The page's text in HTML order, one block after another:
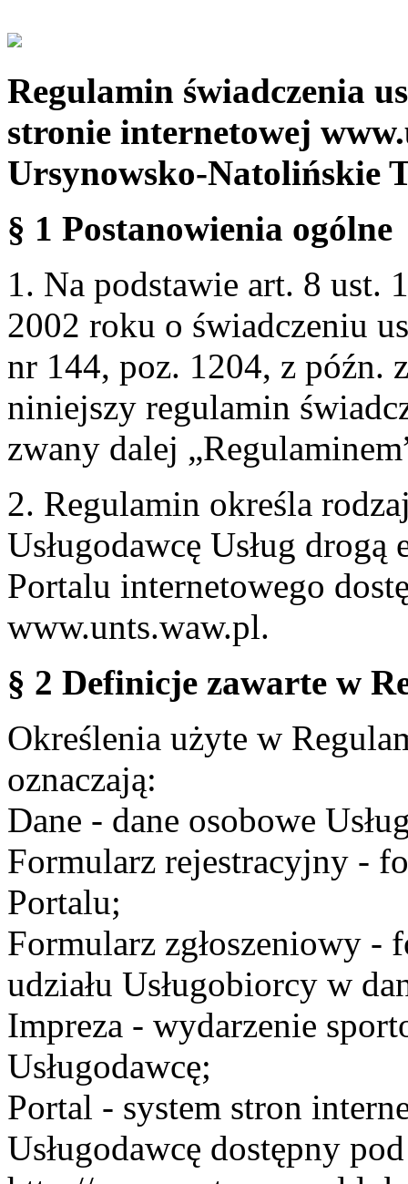
Regulamin świadczenia
stronie internetowej
Ursynowsko-Natolińskie
§ 1 Postanowienia ogólne
1. Na podstawie art. 8 ust.
2002 roku o świadczeniu
nr 144, poz. 1204, z późn.
niniejszy regulamin
zwany dalej
2. Regulamin określa
Usługodawcę Usług
Portalu internetowego
www.unts.waw.pl.
§ 2 Definicje zawarte w
Określenia użyte w
oznaczają:
Dane - dane osobowe
Formularz rejestracyjny -
Portalu;
Formularz zgłoszeniowy -
udziału Usługobiorcy w
Impreza - wydarzenie
Usługodawcę;
Portal - system stron
Usługodawcę dostępny